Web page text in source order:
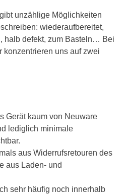
unzählige Möglichkeiten
wiederaufbereitet,
halb defekt, zum Basteln… Bei
konzentrieren uns auf zwei
Gerät kaum von Neuware
lediglich minimale
aus Widerrufsretouren des
aus Laden- und
sehr häufig noch innerhalb